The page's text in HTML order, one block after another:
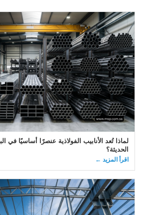
لماذا تُعد الأنابيب الفولاذية عنصرًا أساسيًا في
الحديثة؟
اقرأ المزيد ←